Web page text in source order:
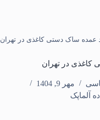
عمده ساک دستی کاغذی در تهران
کاغذی در تهران
مهر 9, 1404
آلماپک